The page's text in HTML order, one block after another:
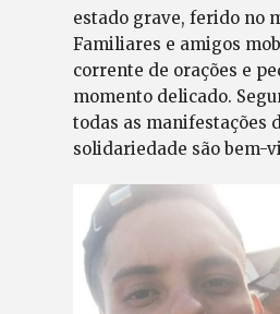
estado grave, ferido no
Familiares e amigos
corrente de orações e
momento delicado.
todas as manifestações
solidariedade são bem-